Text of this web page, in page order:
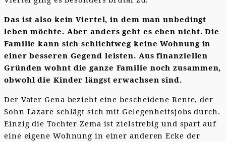
Das ist also kein Viertel, in dem man unbedingt
leben möchte. Aber anders geht es eben nicht. Die
Familie kann sich schlichtweg keine Wohnung in
einer besseren Gegend leisten. Aus finanziellen
Gründen wohnt die ganze Familie noch zusammen,
obwohl die Kinder längst erwachsen sind.
Der Vater Gena bezieht eine bescheidene Rente, der
Sohn Lazare schlägt sich mit Gelegenheitsjobs durch.
Einzig die Tochter Zema ist zielstrebig und spart auf
eine eigene Wohnung in einer anderen Ecke der